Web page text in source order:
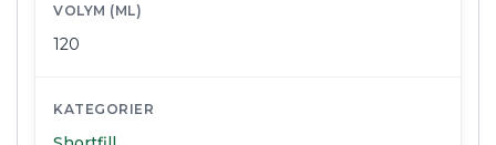
VOLYM (ML)
120
KATEGORIER